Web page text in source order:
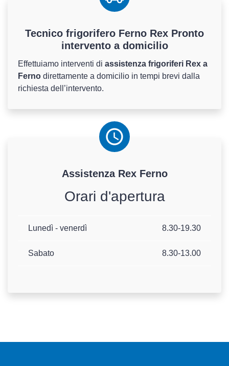
Tecnico frigorifero Ferno Rex Pronto
intervento a domicilio
Effettuiamo interventi di assistenza frigoriferi Rex a
Ferno direttamente a domicilio in tempi brevi dalla
richiesta dell’intervento.
Assistenza RexFerno
Orari d'apertura
Lunedì - venerdì 8.30-19.30
Sabato 8.30-13.00